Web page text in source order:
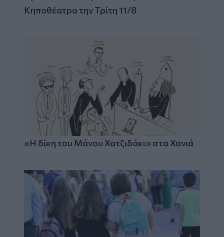
Κηποθέατρα την Τρίτη 11/8
«Η δίκη του Μάνου Χατζιδάκι» στα Χανιά